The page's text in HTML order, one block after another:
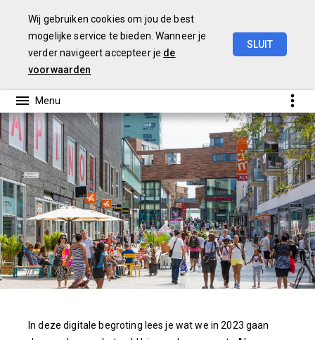
Wij gebruiken cookies om jou de best
mogelijke service te bieden. Wanneer je
verder navigeert accepteer je de
voorwaarden
SLUIT
In deze digitale begroting lees je wat we in 2023 gaan